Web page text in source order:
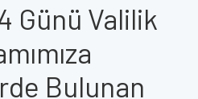
Günü Valilik
Bulunan